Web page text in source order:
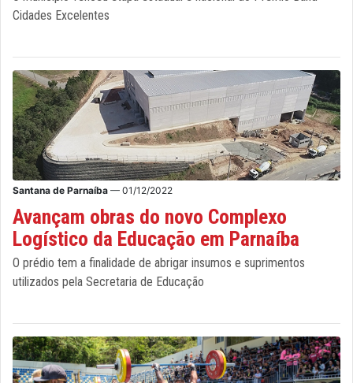
Cidades Excelentes
Santana de Parnaíba — 01/12/2022
Avançam obras do novo Complexo
Logístico da Educação em Parnaíba
O prédio tem a finalidade de abrigar insumos e suprimentos
utilizados pela Secretaria de Educação